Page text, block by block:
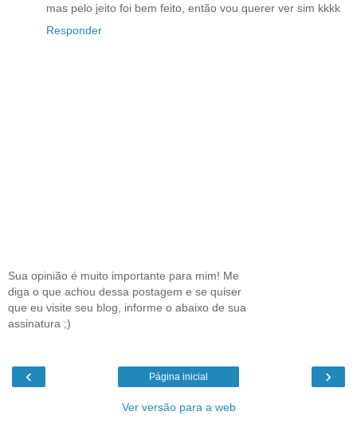
mas pelo jeito foi bem feito, então vou querer ver sim kkkk
Responder
Sua opinião é muito importante para mim! Me
diga o que achou dessa postagem e se quiser
que eu visite seu blog, informe o abaixo de sua
assinatura ;)
‹ ›
Página inicial
Ver versão para a web